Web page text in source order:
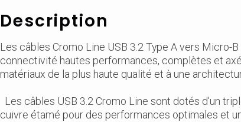
Description
Les câbles Cromo Line USB 3.2 Type A vers Micro-
connectivité hautes performances, complètes et
matériaux de la plus haute qualité et à une
Les câbles USB 3.2 Cromo Line sont dotés d'un
cuivre étamé pour des performances optimales et